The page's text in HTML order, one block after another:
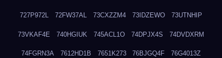
727P972L 72FW37AL 73CXZZM4 73IDZEWO 73UTNHIP
73VKAF4E 740HGIUK 745ACL1O 74DPJX4S 74DVDXRM
74FGRN3A 7612HD1B 7651K273 76BJGQ4F 76G4013Z